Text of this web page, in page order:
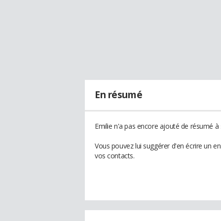
En résumé
Emilie n'a pas encore ajouté de résumé à
Vous pouvez lui suggérer d'en écrire un
vos contacts.